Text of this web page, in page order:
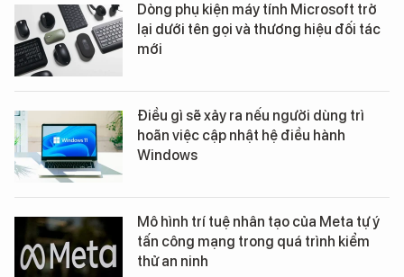
Dòng phụ kiện máy tính Microsoft trở
lại dưới tên gọi và thương hiệu đối tác
mới
Điều gì sẽ xảy ra nếu người dùng trì
hoãn việc cập nhật hệ điều hành
Windows
Mô hình trí tuệ nhân tạo của Meta tự ý
tấn công mạng trong quá trình kiểm
thử an ninh